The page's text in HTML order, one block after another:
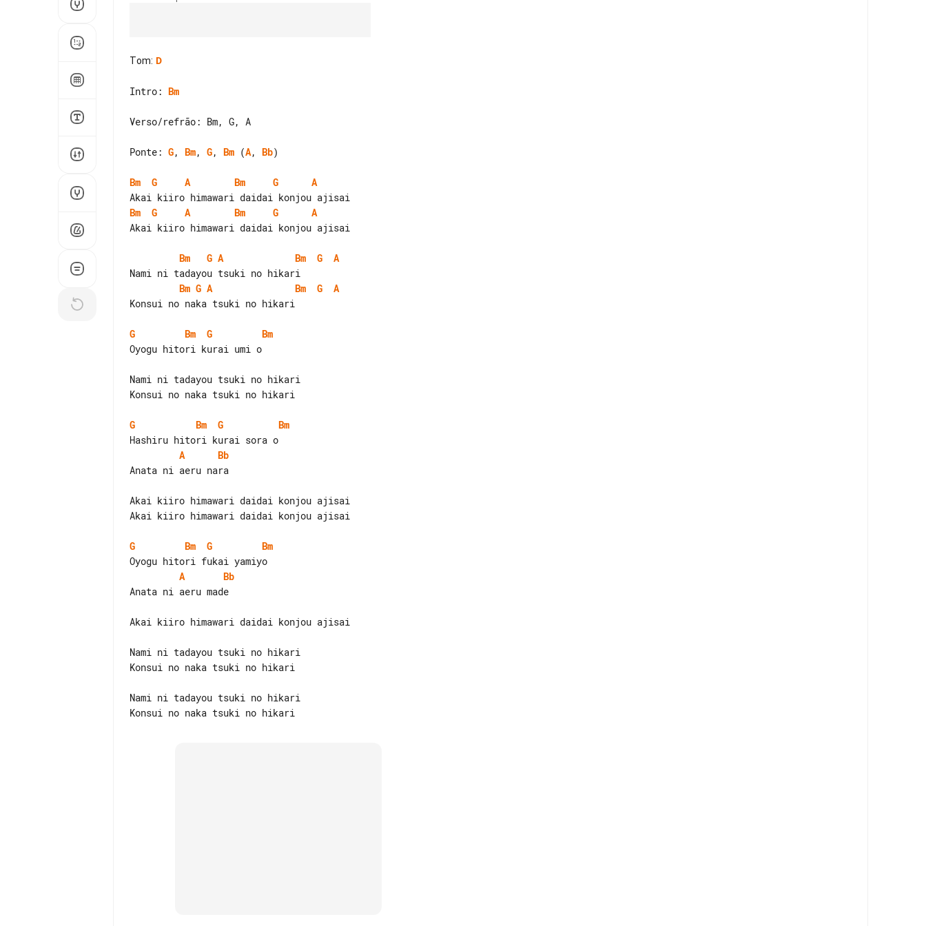
Tom: D
Intro: Bm
Verso/refrão: Bm, G, A
Ponte: G, Bm, G, Bm (A, Bb)
Bm G A Bm G
A
Bm
G A Bm G
A
Akai kiiro himawari daidai konjou ajisai
Bm G A Bm G
A
Bm G A Bm G
A
Konsui no naka tsuki no hikari
G Bm G
Bm
Oyogu hitori kurai umi o
Nami ni tadayou tsuki no hikari
Konsui no naka tsuki no hikari
G Bm G
Bm
A
Bb
Anata ni aeru nara
Akai kiiro himawari daidai konjou ajisai
Akai kiiro himawari daidai konjou ajisai
G Bm G
Bm
A
Bb
Anata ni aeru made
Akai kiiro himawari daidai konjou ajisai
Nami ni tadayou tsuki no hikari
Konsui no naka tsuki no hikari
Nami ni tadayou tsuki no hikari